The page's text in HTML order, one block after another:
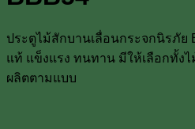
ประตูไม้สักบานเลื่อนกระจกนิรภัย
แท้ แข็งแรง ทนทาน มีให้เลือกทั้ง
ผลิตตามแบบ